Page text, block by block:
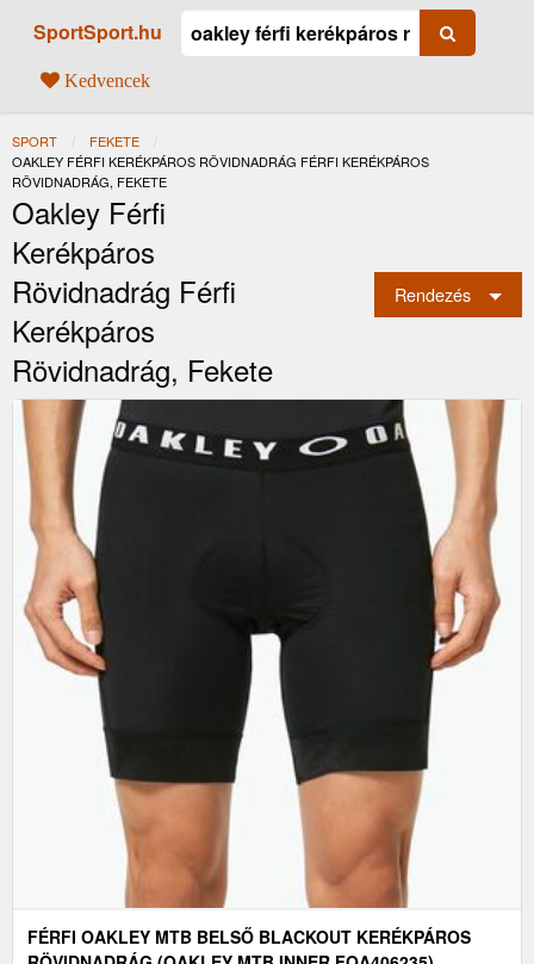
SportSport.hu
Kedvencek
SPORT
FEKETE
JELENLEGI:
OAKLEY FÉRFI KERÉKPÁROS RÖVIDNADRÁG FÉRFI KERÉKPÁROS
RÖVIDNADRÁG, FEKETE
Oakley Férfi
Kerékpáros
Rövidnadrág Férfi
Kerékpáros
Rövidnadrág, Fekete
Rendezés
FÉRFI OAKLEY MTB BELSŐ BLACKOUT KERÉKPÁROS